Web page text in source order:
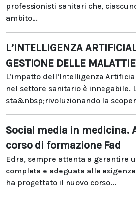
professionisti sanitari che,
ambito...
L’INTELLIGENZA
GESTIONE DELLE
L’impatto dell’Intelligenza
nel settore sanitario è innegabile.
sta&nbsp;rivoluzionando la
Social media in medicina.
corso di formazione Fad
Edra, sempre attenta a garantire
completa e adeguata alle
ha progettato il nuovo corso...